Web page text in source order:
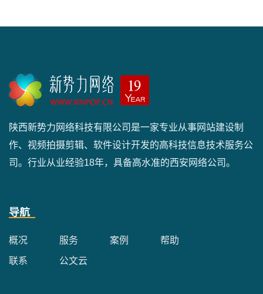
陕西新势力网络科技有限公司是一家专业从事网站建设制
作、视频拍摄剪辑、软件设计开发的高科技信息技术服务公
司。行业从业经验18年，具备高水准的西安网络公司。
导航
概况 服务 案例 帮助
联系 公文云